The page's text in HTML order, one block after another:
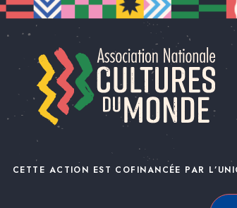
CETTE ACTION EST COFINANCÉE PAR